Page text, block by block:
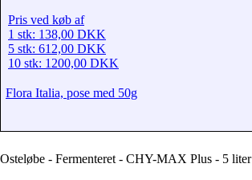
Pris ved køb af
1 stk: 138,00 DKK
5 stk: 612,00 DKK
10 stk: 1200,00 DKK
Flora Italia, pose med 50g
Osteløbe - Fermenteret - CHY-MAX Plus - 5 liter